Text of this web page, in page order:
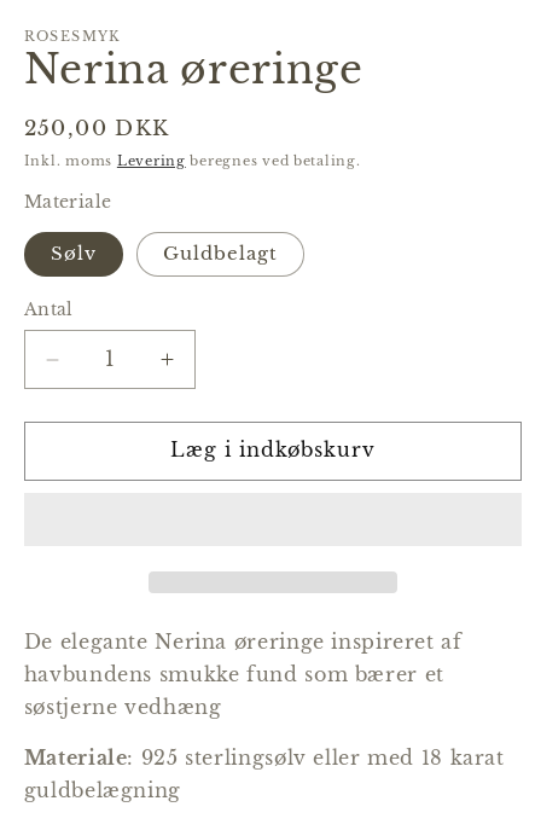
ROSESMYK
Nerina øreringe
Normalpris
250,00 DKK
Inkl. moms Levering beregnes ved betaling.
Materiale
Sølv Guldbelagt
Antal
Reducer
antallet
for
øreringe
Øg
antallet
for
Nerina
øreringe
Læg i indkøbskurv
De elegante Nerina øreringe inspireret af
havbundens smukke fund som bærer et
søstjerne vedhæng
Materiale: 925 sterlingsølv eller med 18 karat
guldbelægning